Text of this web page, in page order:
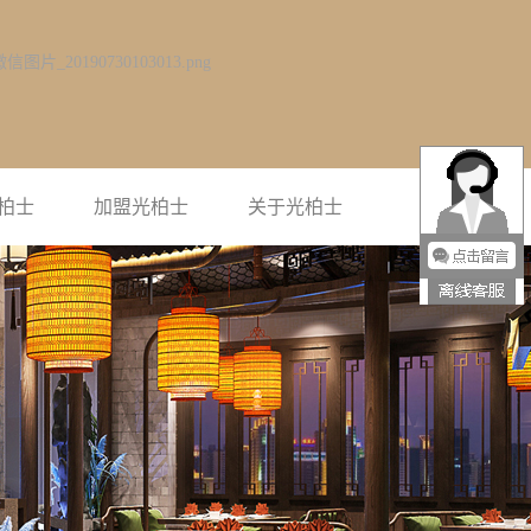
士 加盟光柏士 关于光柏士
光柏士简介
企业风采
联系光柏士
荣誉资质
视频中心